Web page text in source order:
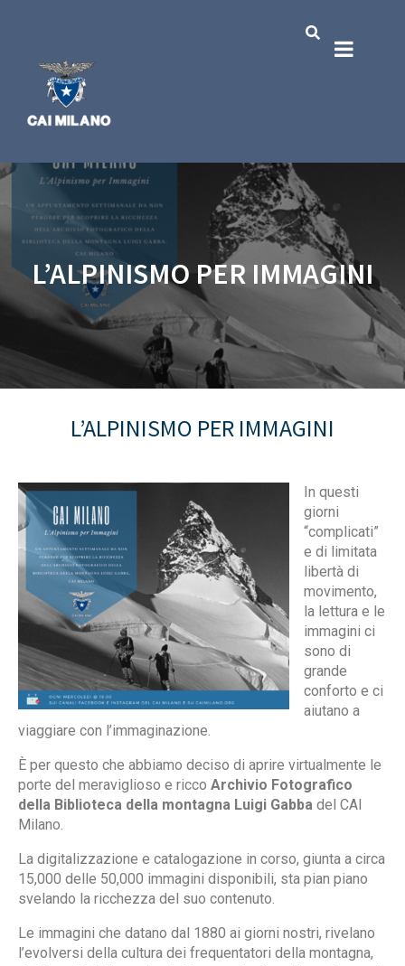
L’ALPINISMO PER IMMAGINI
L’ALPINISMO PER IMMAGINI
In questi
giorni
“complicati”
e di limitata
libertà di
movimento,
la lettura e le
immagini ci
sono di
grande
conforto e ci
aiutano a
viaggiare con l’immaginazione.
È per questo che abbiamo deciso di aprire virtualmente le
porte del meraviglioso e ricco Archivio Fotografico
della Biblioteca della montagna Luigi Gabba del CAI
Milano.
La digitalizzazione e catalogazione in corso, giunta a circa
15,000 delle 50,000 immagini disponibili, sta pian piano
svelando la ricchezza del suo contenuto.
Le immagini che datano dal 1880 ai giorni nostri, rivelano
l’evolversi della cultura dei frequentatori della montagna,